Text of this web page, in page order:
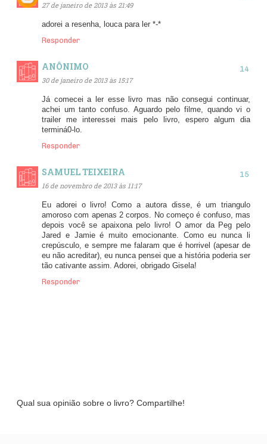
27 de janeiro de 2013 às 21:49
adorei a resenha, louca para ler *-*
Responder
ANÔNIMO
30 de janeiro de 2013 às 15:17
Já comecei a ler esse livro mas não consegui continuar,
achei um tanto confuso. Aguardo pelo filme, quando vi o
trailer me interessei mais pelo livro, espero algum dia
terminá0-lo.
Responder
SAMUEL TEIXEIRA
16 de novembro de 2013 às 11:17
Eu adorei o livro! Como a autora disse, é um triangulo
amoroso com apenas 2 corpos. No começo é confuso, mas
depois você se apaixona pelo livro! O amor da Peg pelo
Jared e Jamie é muito emocionante. Como eu nunca li
crepúsculo, e sempre me falaram que é horrivel (apesar de
eu não acreditar), eu nunca pensei que a história poderia ser
tão cativante assim. Adorei, obrigado Gisela!
Responder
Qual sua opinião sobre o livro? Compartilhe!